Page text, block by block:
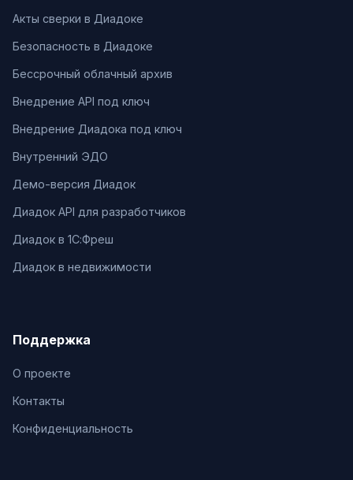
Акты сверки в Диадоке
Безопасность в Диадоке
Бессрочный облачный архив
Внедрение API под ключ
Внедрение Диадока под ключ
Внутренний ЭДО
Демо-версия Диадок
Диадок API для разработчиков
Диадок в 1С:Фреш
Диадок в недвижимости
Поддержка
О проекте
Контакты
Конфиденциальность